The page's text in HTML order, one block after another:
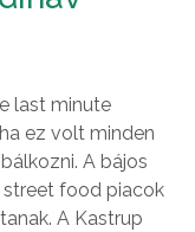
last minute
ez volt minden
A bájos
street food piacok
A Kastrup